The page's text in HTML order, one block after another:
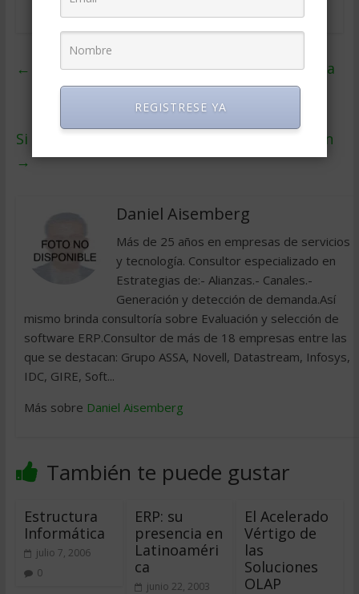
← El Balanced Scorecard en la Gestión Pública
Si tus miedos te dominan, tus sueños mueren
→
Daniel Aisemberg
Más de 25 años en empresas de servicios
y tecnología. Consultor especializado en
Estrategias de:- Alianzas.- Canales.-
Generación y detección de demanda.Así
mismo brinda consultoría sobre Evaluación y selección de
software ERP.Consultor de más de 18 empresas entre las
que se destacan: Grupo ASSA, Novell, Datastream, Infosys,
IDC, GIRE, Soft...
Más sobre Daniel Aisemberg
También te puede gustar
Estructura
Informática
julio 7, 2006
0
ERP: su
presencia en
Latinoaméri
ca
junio 22, 2003
El Acelerado
Vértigo de
las
Soluciones
OLAP
REGISTRESE YA